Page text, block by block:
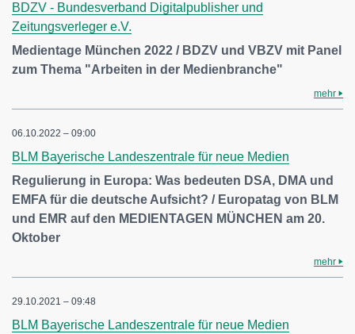
BDZV - Bundesverband Digitalpublisher und
Zeitungsverleger e.V.
Medientage München 2022 / BDZV und VBZV mit Panel
zum Thema "Arbeiten in der Medienbranche"
mehr
06.10.2022 – 09:00
BLM Bayerische Landeszentrale für neue Medien
Regulierung in Europa: Was bedeuten DSA, DMA und
EMFA für die deutsche Aufsicht? / Europatag von BLM
und EMR auf den MEDIENTAGEN MÜNCHEN am 20.
Oktober
mehr
29.10.2021 – 09:48
BLM Bayerische Landeszentrale für neue Medien